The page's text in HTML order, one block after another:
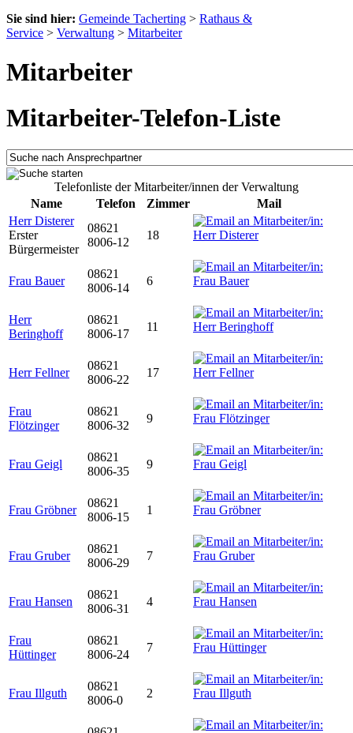
Sie sind hier: Gemeinde Tacherting > Rathaus &
Service > Verwaltung > Mitarbeiter
Mitarbeiter
Mitarbeiter-Telefon-Liste
Telefonliste der Mitarbeiter/innen der Verwaltung
Name
Telefon Zimmer
Mail
Herr Disterer
Erster
Bürgermeister
08621
8006-12
18
Frau Bauer
08621
8006-14
6
Herr
Beringhoff
08621
8006-17
11
Herr Fellner
08621
8006-22
17
Frau
Flötzinger
08621
8006-32
9
Frau Geigl
08621
8006-35
9
Frau Gröbner
08621
8006-15
1
Frau Gruber
08621
8006-29
7
Frau Hansen
08621
8006-31
4
Frau
Hüttinger
08621
8006-24
7
Frau Illguth
08621
8006-0
2